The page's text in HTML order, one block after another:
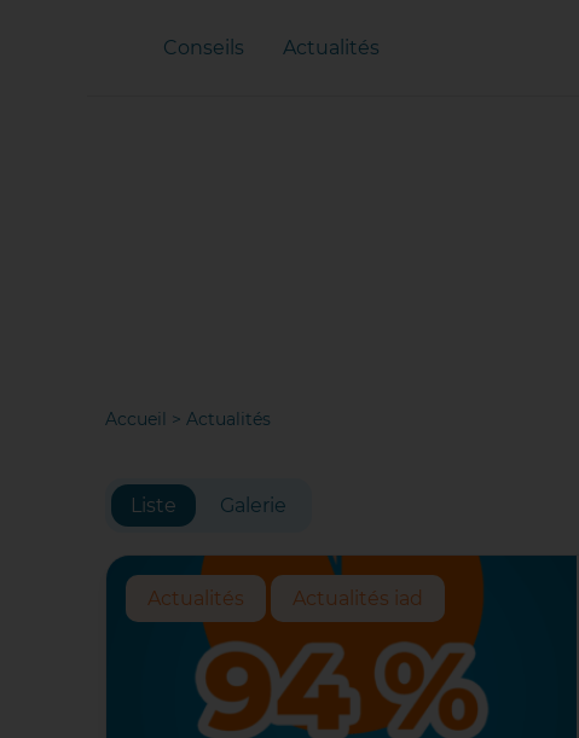
Conseils Actualités
Accueil > Actualités
Liste Galerie
Actualités Actualités iad